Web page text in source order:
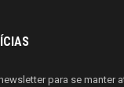
para se manter